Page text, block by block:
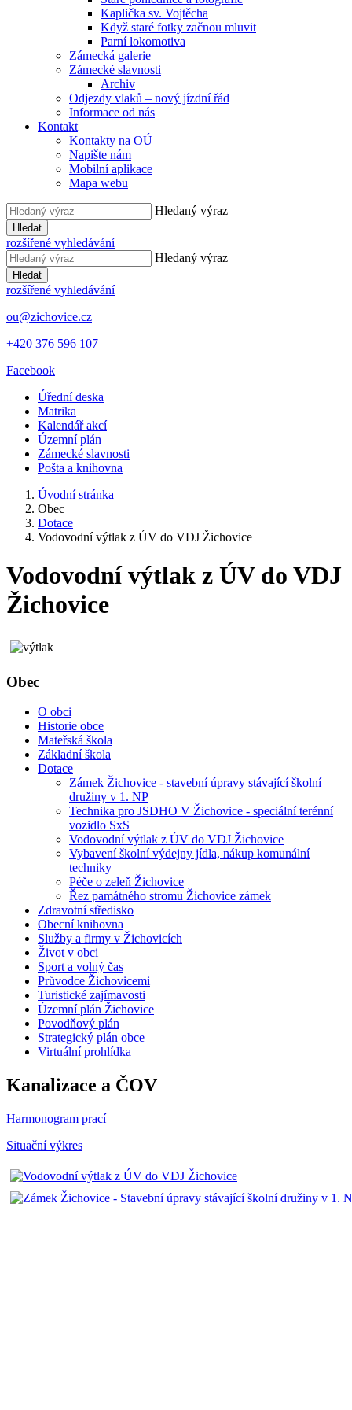
Kaplička sv. Vojtěcha
Když staré fotky začnou mluvit
Parní lokomotiva
Zámecká galerie
Zámecké slavnosti
Archiv
Odjezdy vlaků – nový jízdní řád
Informace od nás
Kontakt
Kontakty na OÚ
Napište nám
Mobilní aplikace
Mapa webu
Hledaný výraz
Hledat
rozšířené vyhledávání
Hledaný výraz
Hledat
rozšířené vyhledávání
ou@zichovice.cz
+420 ​​376 596 107
Facebook
Úřední deska
Matrika
Kalendář akcí
Územní plán
Zámecké slavnosti
Pošta a knihovna
Úvodní stránka
Obec
Dotace
Vodovodní výtlak z ÚV do VDJ Žichovice
Vodovodní výtlak z ÚV do VDJ
Žichovice
Obec
O obci
Historie obce
Mateřská škola
Základní škola
Dotace
Zámek Žichovice - stavební úpravy stávající školní
družiny v 1. NP
Technika pro JSDHO V Žichovice - speciální terénní
vozidlo SxS
Vodovodní výtlak z ÚV do VDJ Žichovice
Vybavení školní výdejny jídla, nákup komunální
techniky
Péče o zeleň Žichovice
Řez památného stromu Žichovice zámek
Zdravotní středisko
Obecní knihovna
Služby a firmy v Žichovicích
Život v obci
Sport a volný čas
Průvodce Žichovicemi
Turistické zajímavosti
Územní plán Žichovice
Povodňový plán
Strategický plán obce
Virtuální prohlídka
Kanalizace a ČOV
Harmonogram prací
Situační výkres